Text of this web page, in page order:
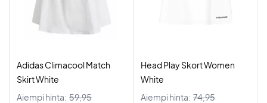
Adidas Climacool Match
Skirt White
Aiempi hinta: 59,95
Head Play Skort Women
White
Aiempi hinta: 74,95